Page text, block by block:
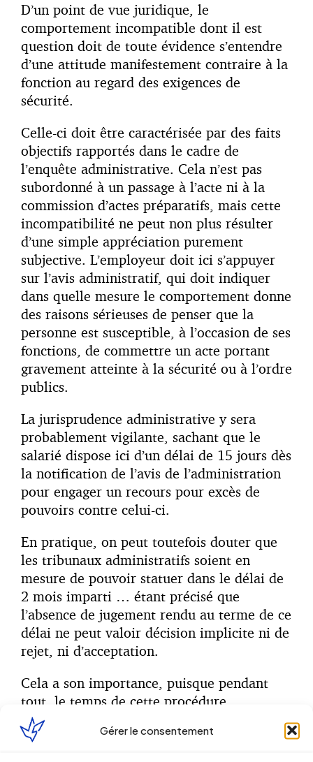
Gérer le consentement
D’un point de vue juridique, le
comportement incompatible dont il est
question doit de toute évidence s’entendre
d’une attitude manifestement contraire à la
fonction au regard des exigences de
sécurité.
Celle-ci doit être caractérisée par des faits
objectifs rapportés dans le cadre de
l’enquête administrative. Cela n’est pas
subordonné à un passage à l’acte ni à la
commission d’actes préparatifs, mais cette
incompatibilité ne peut non plus résulter
d’une simple appréciation purement
subjective. L’employeur doit ici s’appuyer
sur l’avis administratif, qui doit indiquer
dans quelle mesure le comportement donne
des raisons sérieuses de penser que la
personne est susceptible, à l’occasion de ses
fonctions, de commettre un acte portant
gravement atteinte à la sécurité ou à l’ordre
publics.
La jurisprudence administrative y sera
probablement vigilante, sachant que le
salarié dispose ici d’un délai de 15 jours dès
la notification de l’avis de l’administration
pour engager un recours pour excès de
pouvoirs contre celui-ci.
En pratique, on peut toutefois douter que
les tribunaux administratifs soient en
mesure de pouvoir statuer dans le délai de
2 mois imparti … étant précisé que
l’absence de jugement rendu au terme de ce
délai ne peut valoir décision implicite ni de
rejet, ni d’acceptation.
Cela a son importance, puisque pendant
tout le temps de cette procédure,
l’engagement de la procédure de
licenciement est gelé. En pratique, la